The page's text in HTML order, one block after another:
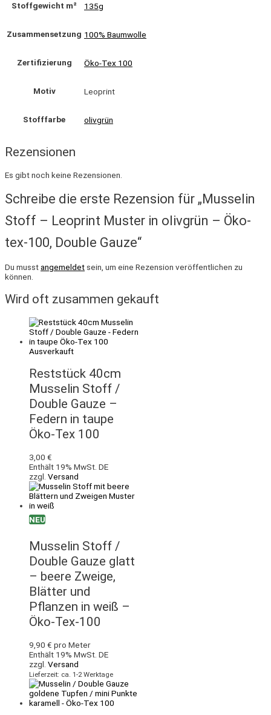
Stoffgewicht m² 135g
Zusammensetzung 100% Baumwolle
Zertifizierung Öko-Tex 100
Motiv Leoprint
Stofffarbe olivgrün
Rezensionen
Es gibt noch keine Rezensionen.
Schreibe die erste Rezension für „Musselin
Stoff – Leoprint Muster in olivgrün – Öko-
tex-100, Double Gauze“
Du musstangemeldet sein, um eine Rezension veröffentlichen zu
können.
Wird oft zusammen gekauft
Ausverkauft
Reststück 40cm
Musselin Stoff /
Double Gauze –
Federn in taupe
Öko-Tex 100
3,00 €
Enthält 19% MwSt. DE
zzgl. Versand
NEU
Musselin Stoff /
Double Gauze glatt
– beere Zweige,
Blätter und
Pflanzen in weiß –
Öko-Tex-100
9,90 € pro Meter
Enthält 19% MwSt. DE
zzgl. Versand
Lieferzeit: ca. 1-2 Werktage